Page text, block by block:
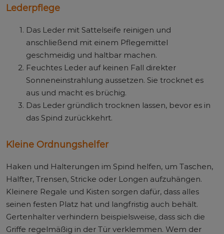
Lederpflege
Das Leder mit Sattelseife reinigen und
anschließend mit einem Pflegemittel
geschmeidig und haltbar machen.
Feuchtes Leder auf keinen Fall direkter
Sonneneinstrahlung aussetzen. Sie trocknet es
aus und macht es brüchig.
Das Leder gründlich trocknen lassen, bevor es in
das Spind zurückkehrt.
Kleine Ordnungshelfer
Haken und Halterungen im Spind helfen, um Taschen,
Halfter, Trensen, Stricke oder Longen aufzuhängen.
Kleinere Regale und Kisten sorgen dafür, dass alles
seinen festen Platz hat und langfristig auch behält.
Gertenhalter verhindern beispielsweise, dass sich die
Griffe regelmäßig in der Tür verklemmen. Wem der